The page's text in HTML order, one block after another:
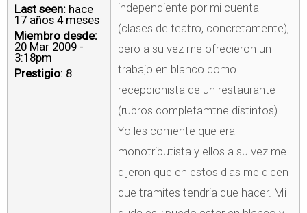
Last seen: hace
17 años 4 meses
Miembro desde:
20 Mar 2009 -
3:18pm
Prestigio: 8
independiente por mi cuenta
(clases de teatro, concretamente),
pero a su vez me ofrecieron un
trabajo en blanco como
recepcionista de un restaurante
(rubros completamtne distintos).
Yo les comente que era
monotributista y ellos a su vez me
dijeron que en estos dias me dicen
que tramites tendria que hacer. Mi